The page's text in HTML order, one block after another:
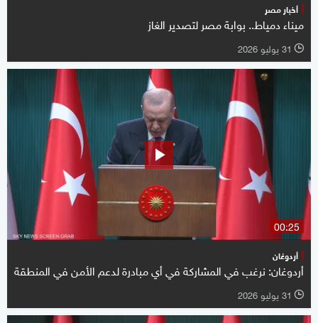
أخبار مصر
ميناء دمياط.. بوابة مصر لتصدير الغاز
l 31 يوليو 2026
00:25
أردوغان
أردوغان: نرغب في المشاركة في أي مبادرة لدعم الأمن في المنطقة
l 31 يوليو 2026